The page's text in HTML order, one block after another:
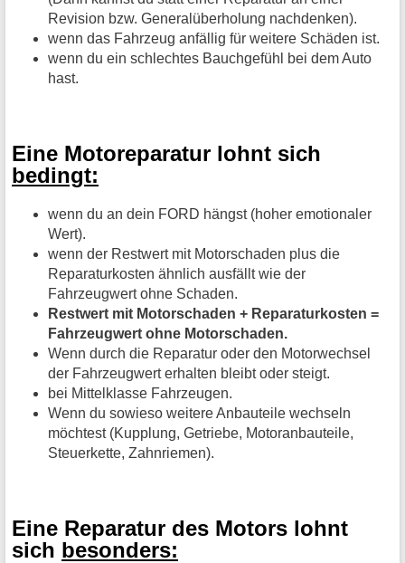
Revision bzw. Generalüberholung nachdenken).
wenn das Fahrzeug anfällig für weitere Schäden ist.
wenn du ein schlechtes Bauchgefühl bei dem Auto
hast.
Eine Motoreparatur lohnt sich
bedingt:
wenn du an dein FORD hängst (hoher emotionaler
Wert).
wenn der Restwert mit Motorschaden plus die
Reparaturkosten ähnlich ausfällt wie der
Fahrzeugwert ohne Schaden.
Restwert mit Motorschaden + Reparaturkosten =
Fahrzeugwert ohne Motorschaden.
Wenn durch die Reparatur oder den Motorwechsel
der Fahrzeugwert erhalten bleibt oder steigt.
bei Mittelklasse Fahrzeugen.
Wenn du sowieso weitere Anbauteile wechseln
möchtest (Kupplung, Getriebe, Motoranbauteile,
Steuerkette, Zahnriemen).
Eine Reparatur des Motors lohnt
sich besonders: